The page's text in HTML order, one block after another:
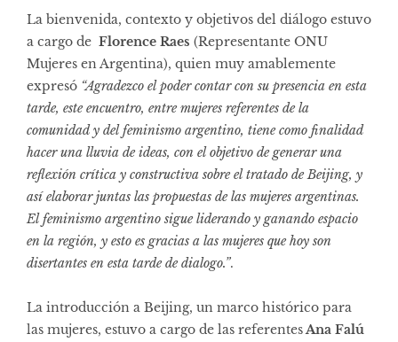
La bienvenida, contexto y objetivos del diálogo estuvo
a cargo de Florence Raes (Representante ONU
Mujeres en Argentina), quien muy amablemente
expresó “Agradezco el poder contar con su presencia en esta
tarde, este encuentro, entre mujeres referentes de la
comunidad y del feminismo argentino, tiene como finalidad
hacer una lluvia de ideas, con el objetivo de generar una
reflexión crítica y constructiva sobre el tratado de Beijing, y
así elaborar juntas las propuestas de las mujeres argentinas.
El feminismo argentino sigue liderando y ganando espacio
en la región, y esto es gracias a las mujeres que hoy son
disertantes en esta tarde de dialogo.”.
La introducción a Beijing, un marco histórico para
las mujeres, estuvo a cargo de las referentes Ana Falú